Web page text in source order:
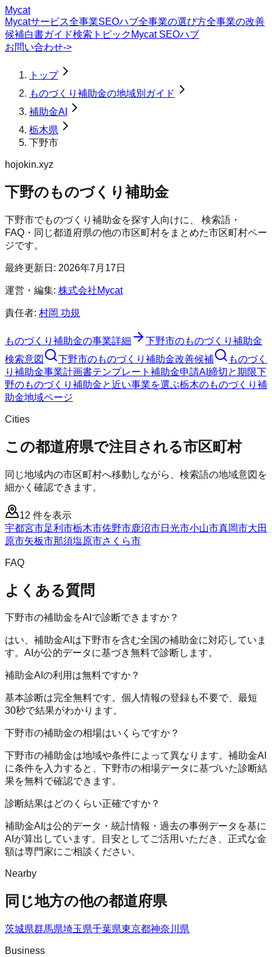
Mycat
Mycatサービス全事業SEOハブ全事業の選び方全事業の改善
候補白書ガイド検索トピック Mycat SEOハブ
お問い合わせ->
トップ
ものづくり補助金の地域別ガイド
補助金AI
栃木県
下野市
hojokin.xyz
下野のものづくり補助金
下野市でものづくり補助金を探す人向けに、 検索語・
FAQ・同じ都道府県の他の市区町村をまとめた市区町村ペー
ジです。
最終更新日: 2026年7月17日
運営・編集: 株式会社Mycat
責任者: 村岡 功規
ものづくり補助金の事業詳細 下野市のものづくり補助金
検索意図
下野市のものづくり補助金改善候補
ものづく
り補助金事業計画書テンプレート 補助金申請AI 締切と期限下
野のものづくり補助金と近い事業を選ぶ栃木のものづくり補
助金地域ページ
Cities
この都道府県で注目される市区町村
同じ地域内の市区町村へ移動しながら、検索語の地域意図を
細かく確認できます。
12 件を表示
宇都宮市足利市栃木市佐野市鹿沼市日光市小山市真岡市大田
原市矢板市那須塩原市さくら市
FAQ
よくある質問
下野市の補助金をAIで診断できますか？
はい、補助金AIは下野市を含む全国の補助金に対応していま
す。AIが公的データに基づき無料で診断します。
補助金AIの利用は無料ですか？
基本診断は完全無料です。個人情報の登録も不要で、最短
30秒で結果がわかります。
下野市の補助金の相場はいくらですか？
下野市の補助金は地域や条件によって異なります。補助金AI
に条件を入力すると、下野市の相場データに基づいた診断結
果を無料で確認できます。
診断結果はどのくらい正確ですか？
補助金AIは公的データ・統計情報・過去の事例データを基に
AIが算出しています。目安としてご活用いただき、正式な金
額は専門家にご相談ください。
Nearby
同じ地方の他の都道府県
茨城県群馬県埼玉県千葉県東京都神奈川県
Business